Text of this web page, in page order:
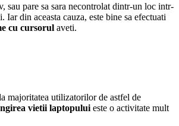
sau pare sa sara necontrolat dintr-un loc intr-
din aceasta cauza, este bine sa efectuati
cu cursorul aveti.
majoritatea utilizatorilor de astfel de
vietii laptopului este o activitate mult